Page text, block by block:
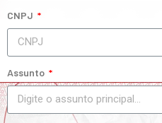
CNPJ
Assunto